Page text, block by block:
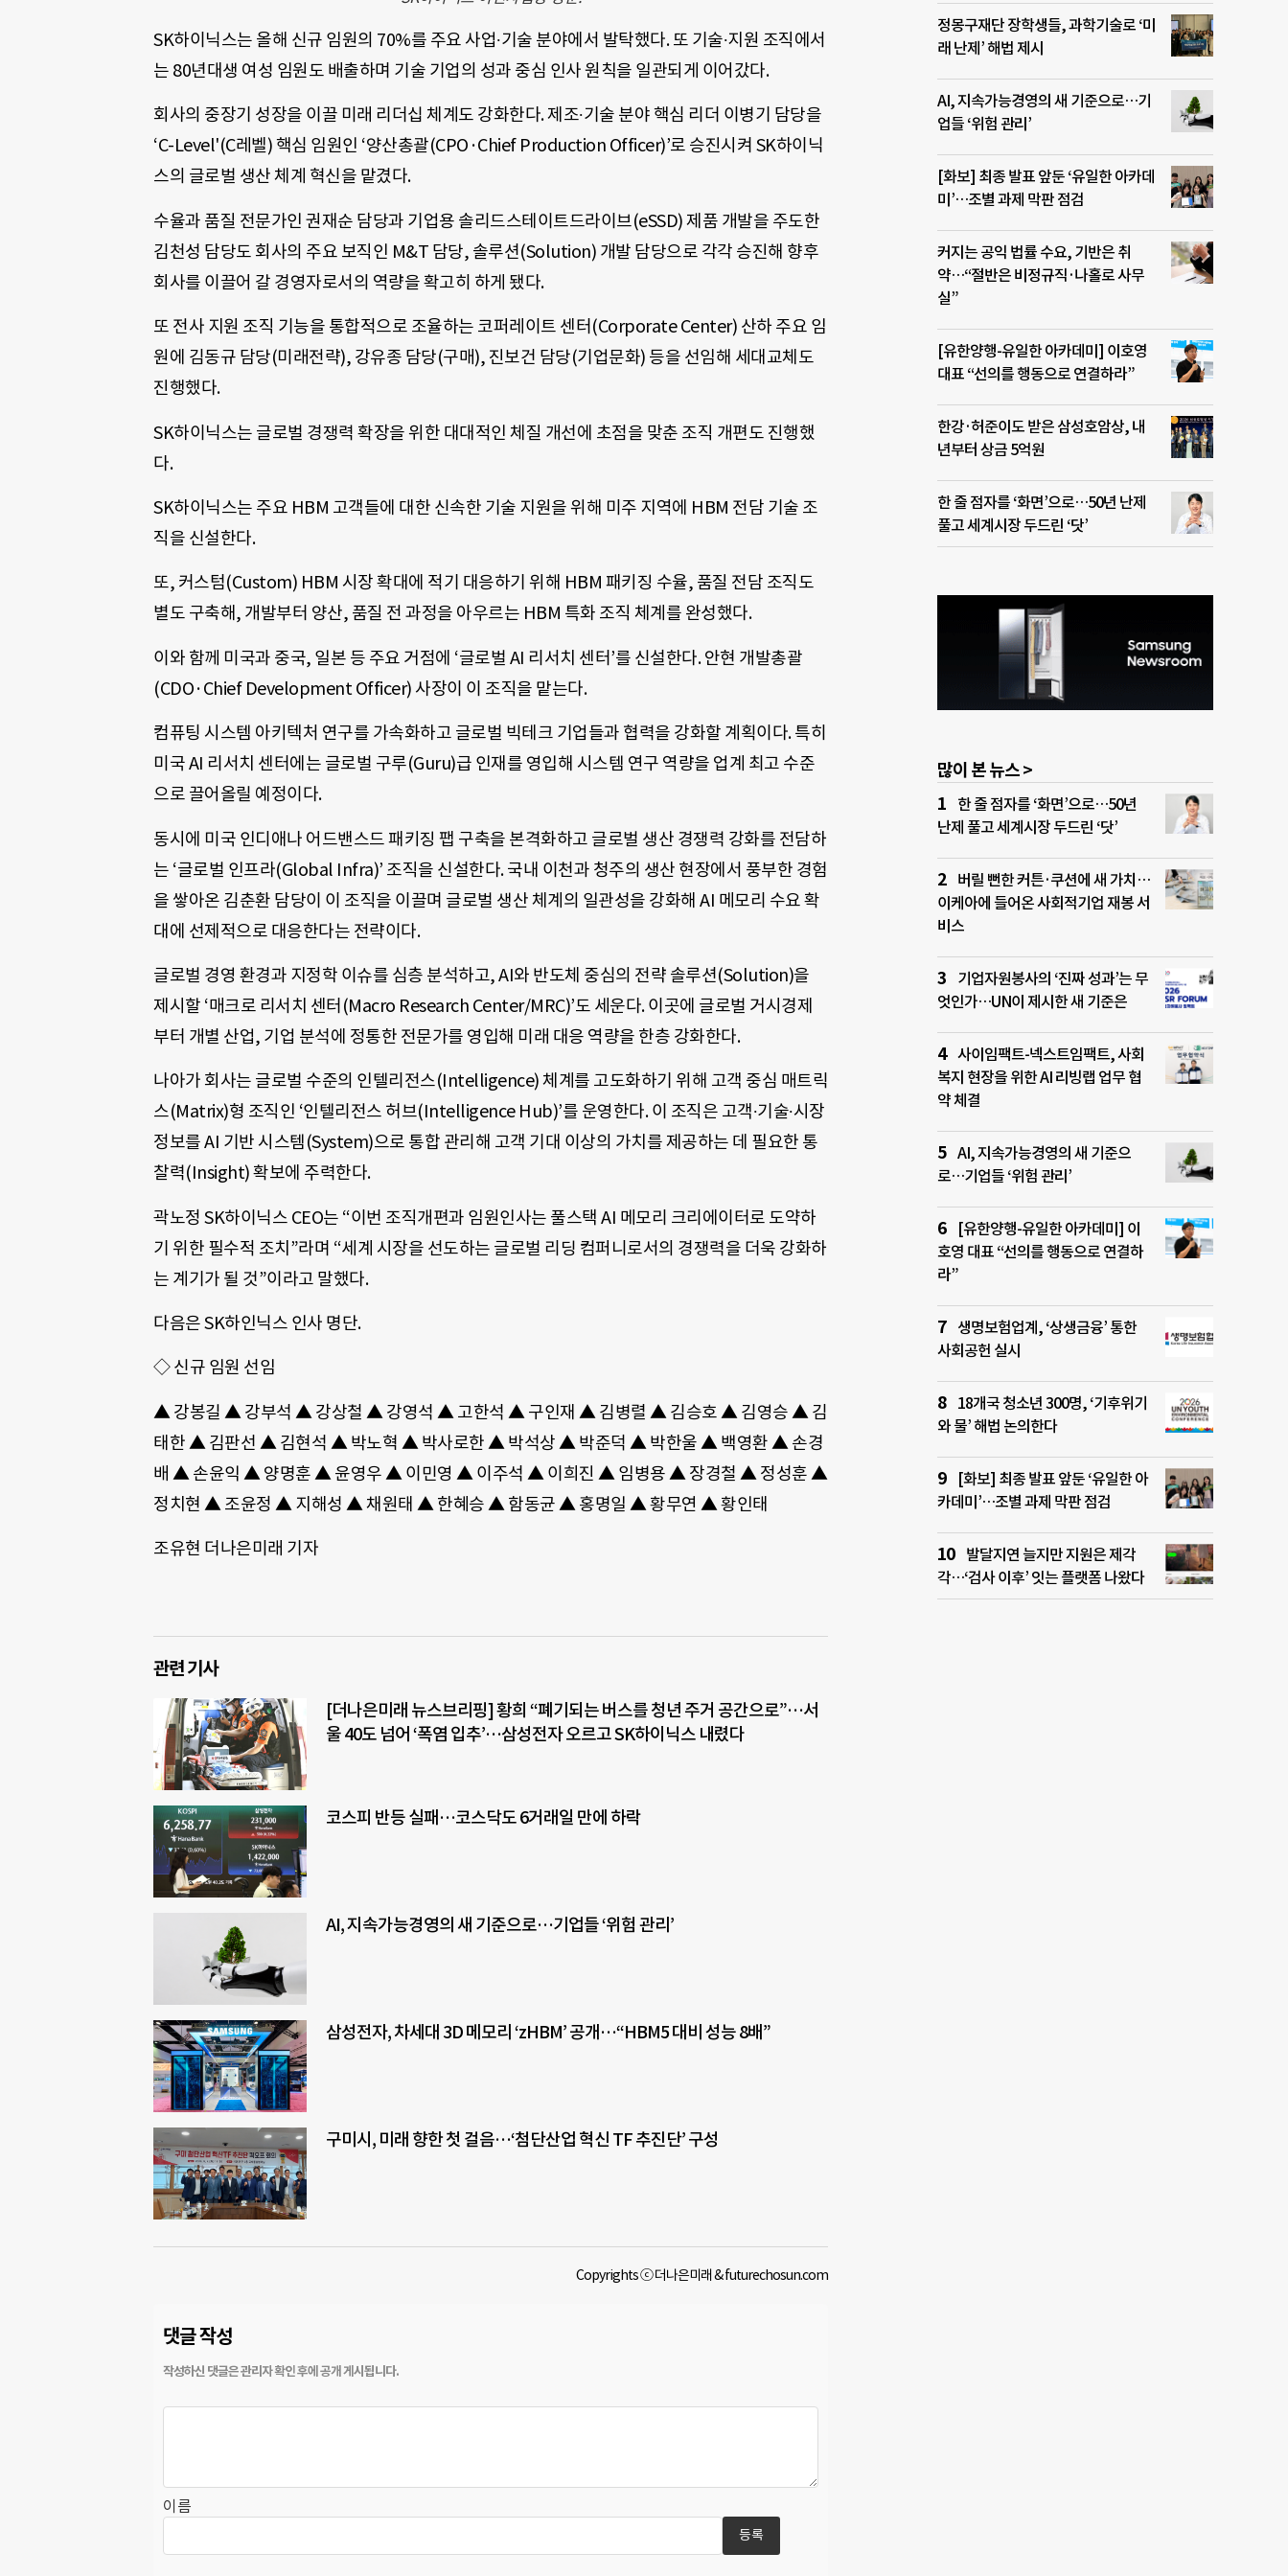
SK하이닉스는 올해 신규 임원의 70%를 주요 사업∙기술 분야에서 발탁했다. 또 기술∙지원 조직에서
는 80년대생 여성 임원도 배출하며 기술 기업의 성과 중심 인사 원칙을 일관되게 이어갔다.
회사의 중장기 성장을 이끌 미래 리더십 체계도 강화한다. 제조∙기술 분야 핵심 리더 이병기 담당을
‘C-Level'(C레벨) 핵심 임원인 ‘양산총괄(CPO·Chief Production Officer)’로 승진시켜 SK하이닉
스의 글로벌 생산 체계 혁신을 맡겼다.
수율과 품질 전문가인 권재순 담당과 기업용 솔리드스테이트드라이브(eSSD) 제품 개발을 주도한
김천성 담당도 회사의 주요 보직인 M&T 담당, 솔루션(Solution) 개발 담당으로 각각 승진해 향후
회사를 이끌어 갈 경영자로서의 역량을 확고히 하게 됐다.
또 전사 지원 조직 기능을 통합적으로 조율하는 코퍼레이트 센터(Corporate Center) 산하 주요 임
원에 김동규 담당(미래전략), 강유종 담당(구매), 진보건 담당(기업문화) 등을 선임해 세대교체도
진행했다.
SK하이닉스는 글로벌 경쟁력 확장을 위한 대대적인 체질 개선에 초점을 맞춘 조직 개편도 진행했
다.
SK하이닉스는 주요 HBM 고객들에 대한 신속한 기술 지원을 위해 미주 지역에 HBM 전담 기술 조
직을 신설한다.
또, 커스텀(Custom) HBM 시장 확대에 적기 대응하기 위해 HBM 패키징 수율, 품질 전담 조직도
별도 구축해, 개발부터 양산, 품질 전 과정을 아우르는 HBM 특화 조직 체계를 완성했다.
이와 함께 미국과 중국, 일본 등 주요 거점에 ‘글로벌 AI 리서치 센터’를 신설한다. 안현 개발총괄
(CDO·Chief Development Officer) 사장이 이 조직을 맡는다.
컴퓨팅 시스템 아키텍처 연구를 가속화하고 글로벌 빅테크 기업들과 협력을 강화할 계획이다. 특히
미국 AI 리서치 센터에는 글로벌 구루(Guru)급 인재를 영입해 시스템 연구 역량을 업계 최고 수준
으로 끌어올릴 예정이다.
동시에 미국 인디애나 어드밴스드 패키징 팹 구축을 본격화하고 글로벌 생산 경쟁력 강화를 전담하
는 ‘글로벌 인프라(Global Infra)’ 조직을 신설한다. 국내 이천과 청주의 생산 현장에서 풍부한 경험
을 쌓아온 김춘환 담당이 이 조직을 이끌며 글로벌 생산 체계의 일관성을 강화해 AI 메모리 수요 확
대에 선제적으로 대응한다는 전략이다.
글로벌 경영 환경과 지정학 이슈를 심층 분석하고, AI와 반도체 중심의 전략 솔루션(Solution)을
제시할 ‘매크로 리서치 센터(Macro Research Center/MRC)’도 세운다. 이곳에 글로벌 거시경제
부터 개별 산업, 기업 분석에 정통한 전문가를 영입해 미래 대응 역량을 한층 강화한다.
나아가 회사는 글로벌 수준의 인텔리전스(Intelligence) 체계를 고도화하기 위해 고객 중심 매트릭
스(Matrix)형 조직인 ‘인텔리전스 허브(Intelligence Hub)’를 운영한다. 이 조직은 고객∙기술∙시장
정보를 AI 기반 시스템(System)으로 통합 관리해 고객 기대 이상의 가치를 제공하는 데 필요한 통
찰력(Insight) 확보에 주력한다.
곽노정 SK하이닉스 CEO는 “이번 조직개편과 임원인사는 풀스택 AI 메모리 크리에이터로 도약하
기 위한 필수적 조치”라며 “세계 시장을 선도하는 글로벌 리딩 컴퍼니로서의 경쟁력을 더욱 강화하
는 계기가 될 것”이라고 말했다.
다음은 SK하인닉스 인사 명단.
◇ 신규 임원 선임
▲ 강봉길 ▲ 강부석 ▲ 강상철 ▲ 강영석 ▲ 고한석 ▲ 구인재 ▲ 김병렬 ▲ 김승호 ▲ 김영승 ▲ 김
태한 ▲ 김판선 ▲ 김현석 ▲ 박노혁 ▲ 박사로한 ▲ 박석상 ▲ 박준덕 ▲ 박한울 ▲ 백영환 ▲ 손경
배 ▲ 손윤익 ▲ 양명훈 ▲ 윤영우 ▲ 이민영 ▲ 이주석 ▲ 이희진 ▲ 임병용 ▲ 장경철 ▲ 정성훈 ▲
정치현 ▲ 조윤정 ▲ 지해성 ▲ 채원태 ▲ 한혜승 ▲ 함동균 ▲ 홍명일 ▲ 황무연 ▲ 황인태
조유현 더나은미래 기자
관련 기사
[더나은미래 뉴스브리핑] 황희 “폐기되는 버스를 청년 주거 공간으로”…서
울 40도 넘어 ‘폭염 입추’…삼성전자 오르고 SK하이닉스 내렸다
코스피 반등 실패…코스닥도 6거래일 만에 하락
AI, 지속가능경영의 새 기준으로…기업들 ‘위험 관리’
삼성전자, 차세대 3D 메모리 ‘zHBM’ 공개…“HBM5 대비 성능 8배”
구미시, 미래 향한 첫 걸음…‘첨단산업 혁신 TF 추진단’ 구성
Copyrights ⓒ 더나은미래 & futurechosun.com
댓글 작성
이름
정몽구재단 장학생들, 과학기술로 ‘미
래 난제’ 해법 제시
AI, 지속가능경영의 새 기준으로…기
업들 ‘위험 관리’
[화보] 최종 발표 앞둔 ‘유일한 아카데
미’…조별 과제 막판 점검
커지는 공익 법률 수요, 기반은 취
약…“절반은 비정규직·나홀로 사무
실”
[유한양행-유일한 아카데미] 이호영
대표 “선의를 행동으로 연결하라”
한강·허준이도 받은 삼성호암상, 내
년부터 상금 5억원
한 줄 점자를 ‘화면’으로…50년 난제
풀고 세계시장 두드린 ‘닷’
많이 본 뉴스 >
한 줄 점자를 ‘화면’으로…50년
난제 풀고 세계시장 두드린 ‘닷’
버릴 뻔한 커튼·쿠션에 새 가치…
이케아에 들어온 사회적기업 재봉 서
비스
기업자원봉사의 ‘진짜 성과’는 무
엇인가…UN이 제시한 새 기준은
사이임팩트-넥스트임팩트, 사회
복지 현장을 위한 AI 리빙랩 업무 협
약 체결
AI, 지속가능경영의 새 기준으
로…기업들 ‘위험 관리’
[유한양행-유일한 아카데미] 이
호영 대표 “선의를 행동으로 연결하
라”
생명보험업계, ‘상생금융’ 통한
사회공헌 실시
18개국 청소년 300명, ‘기후위기
와 물’ 해법 논의한다
[화보] 최종 발표 앞둔 ‘유일한 아
카데미’…조별 과제 막판 점검
발달지연 늘지만 지원은 제각
각…‘검사 이후’ 잇는 플랫폼 나왔다